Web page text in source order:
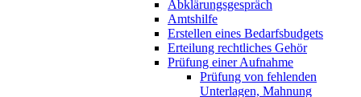
Abklärungsgespräch
Amtshilfe
Erstellen eines Bedarfsbudgets
Erteilung rechtliches Gehör
Prüfung einer Aufnahme
Prüfung von fehlenden
Unterlagen, Mahnung